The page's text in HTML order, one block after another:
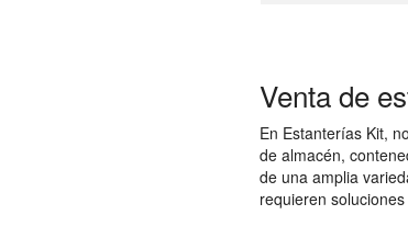
Venta de
En Estanterías Kit,
de almacén,
de una amplia
requieren